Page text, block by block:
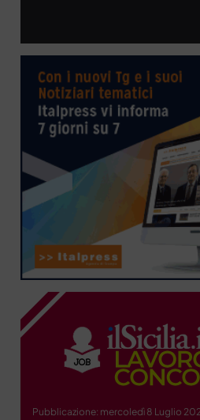
Pubblicazione: mercoledì 8 Luglio